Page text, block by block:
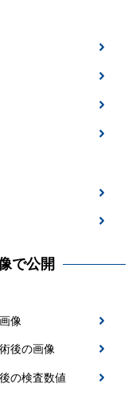
で公開
像
後の画像
の検査数値